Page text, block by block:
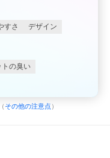
すさ デザイン
トの臭い
その他の注意点 ）